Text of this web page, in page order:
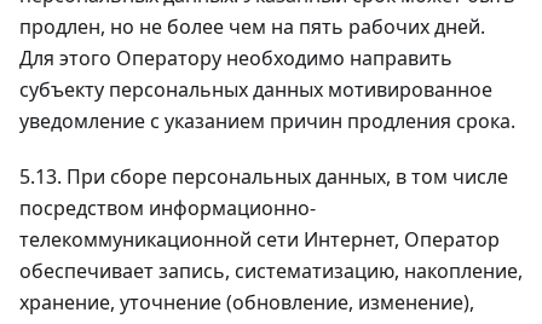
продлен, но не более чем на пять рабочих дней.
Для этого Оператору необходимо направить
субъекту персональных данных мотивированное
уведомление с указанием причин продления срока.
5.13. При сборе персональных данных, в том числе
посредством информационно-
телекоммуникационной сети Интернет, Оператор
обеспечивает запись, систематизацию, накопление,
хранение, уточнение (обновление, изменение),